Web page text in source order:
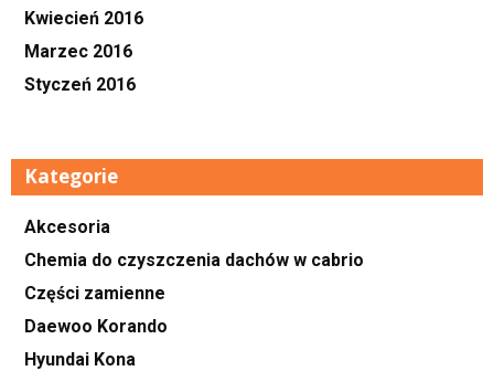
Kwiecień 2016
Marzec 2016
Styczeń 2016
Kategorie
Akcesoria
Chemia do czyszczenia dachów w cabrio
Części zamienne
Daewoo Korando
Hyundai Kona